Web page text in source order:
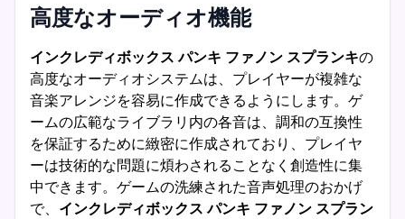
高度なオーディオ機能
インクレディボックス パンキ ファノン スプランキの
高度なオーディオシステムは、プレイヤーが複雑な
音楽アレンジを容易に作成できるようにします。ゲ
ームの広範なライブラリ内の各音は、調和の互換性
を保証するために緻密に作成されており、プレイヤ
ーは技術的な問題に煩わされることなく創造性に集
中できます。ゲームの洗練された音声処理のおかげ
で、 インクレディボックス パンキ ファノン スプラン